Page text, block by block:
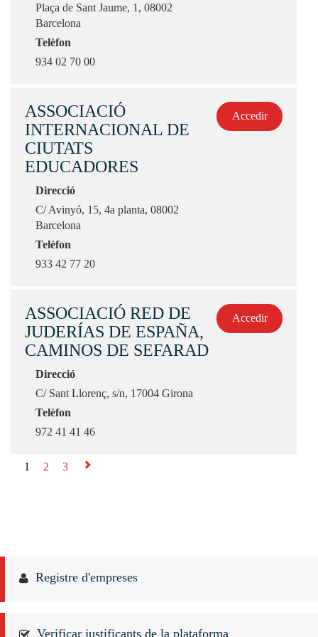
Plaça de Sant Jaume, 1, 08002
Barcelona
Telèfon
934 02 70 00
ASSOCIACIÓ
INTERNACIONAL DE
CIUTATS
EDUCADORES
Direcció
C/ Avinyó, 15, 4a planta, 08002
Barcelona
Telèfon
933 42 77 20
Accedir
ASSOCIACIÓ RED DE
JUDERÍAS DE ESPAÑA,
CAMINOS DE SEFARAD
Direcció
C/ Sant Llorenç, s/n, 17004 Girona
Telèfon
972 41 41 46
Accedir
1 2 3 ⇨
Registre d'empreses
Verificar justificants de la plataforma